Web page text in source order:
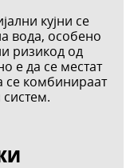
кујни се
вода, особено
ризикод од
е да се местат
се комбинираат